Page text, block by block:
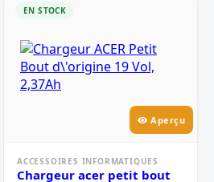
EN STOCK
Aperçu
ACCESSOIRES INFORMATIQUES
Chargeur acer petit bout